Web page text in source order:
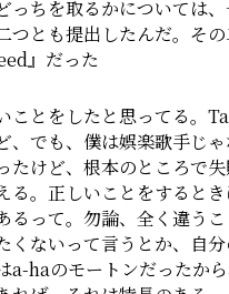
っちを取るかについては
つとも提出したんだ。そ
』だった
ことをしたと思ってる。
、でも、僕は娯楽歌手じ
たけど、根本のところで失
る。正しいことをすると
るって。勿論、全く違う
くないって言うとか、自
a-haのモートンだったか